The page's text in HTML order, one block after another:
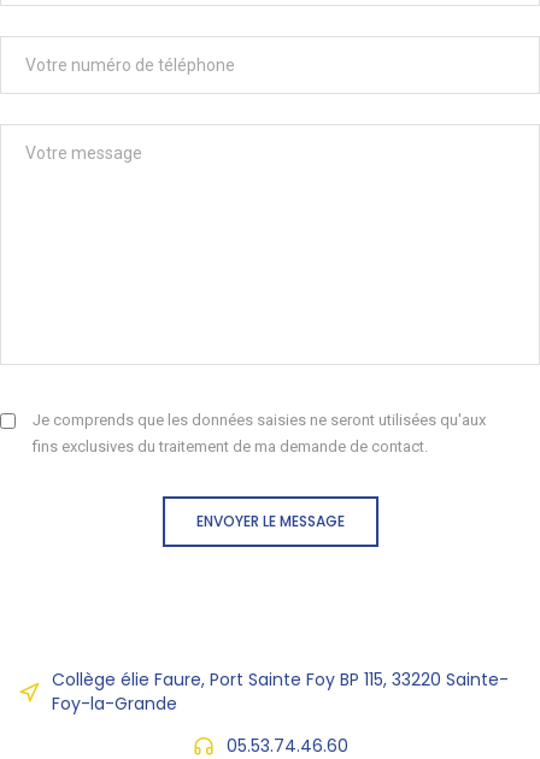
Je comprends que les données saisies ne seront utilisées qu'aux
fins exclusives du traitement de ma demande de contact.
ENVOYER LE MESSAGE
Collège élie Faure, Port Sainte Foy BP 115, 33220 Sainte-
Foy-la-Grande
05.53.74.46.60